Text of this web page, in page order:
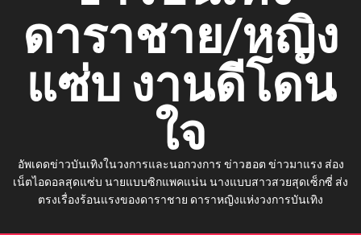
ดาราชาย/หญิง
แซ่บ งานดีโดน
ใจ
อัพเดดข่าวบันเทิงในวงการและนอกวงการ ข่าวฮอต ข่าวมาแรง ส่อง
เน็ตไอดอลสุดแซ่บ นายแบบซิกแพคแน่น นางแบบสาวสวยสุดเซ็กซี่ ส่ง
ตรงเรื่องร้อนแรงของดาราชาย ดาราหญิงแห่งวงการบันเทิง